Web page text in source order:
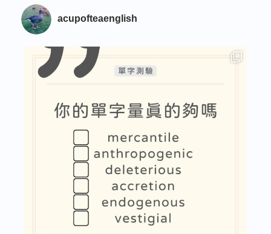
acupofteaenglish